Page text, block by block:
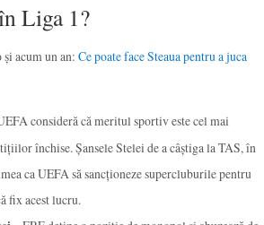
Liga 1?
acum un an: Ce poate face Steaua pentru a juca
consideră că meritul sportiv este cel mai
închise. Șansele Stelei de a câștiga la TAS, în
ca UEFA să sancționeze supercluburile pentru
fix acest lucru.